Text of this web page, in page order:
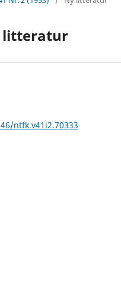
litteratur
ntfk.v41i2.70333